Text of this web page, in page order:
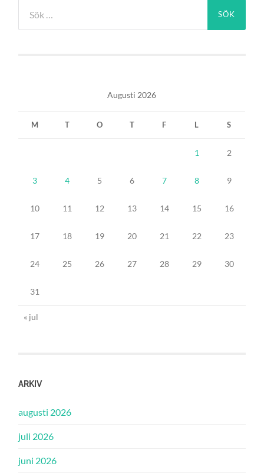
efter:
Augusti 2026
M T O T F L S
1 2
3 4 5 6 7 8 9
10 11 12 13 14 15 16
17 18 19 20 21 22 23
24 25 26 27 28 29 30
31
« jul
ARKIV
augusti 2026
juli 2026
juni 2026